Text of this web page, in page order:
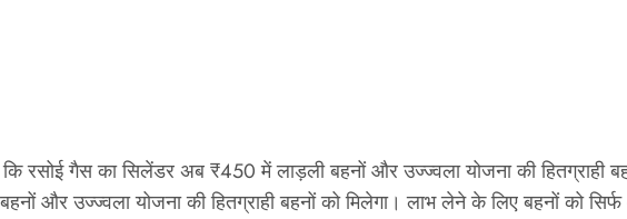
रसोई गैस का सिलेंडर अब ₹450 में लाड़ली बहनों और उज्ज्वला योजना की हितग्राही
और उज्ज्वला योजना की हितग्राही बहनों को मिलेगा। लाभ लेने के लिए बहनों को